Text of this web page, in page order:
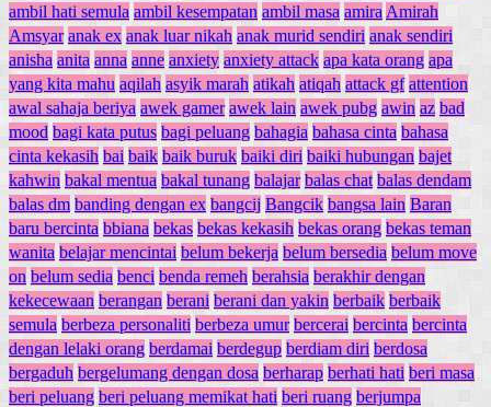
ambil hati semula ambil kesempatan ambil masa amira Amirah
Amsyar anak ex anak luar nikah anak murid sendiri anak sendiri
anisha anita anna anne anxiety anxiety attack apa kata orang apa
yang kita mahu aqilah asyik marah atikah atiqah attack gf attention
awal sahaja beriya awek gamer awek lain awek pubg awin az bad
mood bagi kata putus bagi peluang bahagia bahasa cinta bahasa
cinta kekasih bai baik baik buruk baiki diri baiki hubungan bajet
kahwin bakal mentua bakal tunang balajar balas chat balas dendam
balas dm banding dengan ex bangcij Bangcik bangsa lain Baran
baru bercinta bbiana bekas bekas kekasih bekas orang bekas teman
wanita belajar mencintai belum bekerja belum bersedia belum move
on belum sedia benci benda remeh berahsia berakhir dengan
kekecewaan berangan berani berani dan yakin berbaik berbaik
semula berbeza personaliti berbeza umur bercerai bercinta bercinta
dengan lelaki orang berdamai berdegup berdiam diri berdosa
bergaduh bergelumang dengan dosa berharap berhati hati beri masa
beri peluang beri peluang memikat hati beri ruang berjumpa